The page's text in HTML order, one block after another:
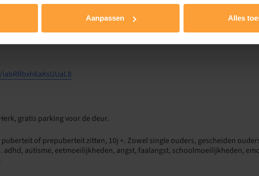
Aanpassen Alles
gratis parking voor de deur.
of prepuberteit zitten, 10j +. Zowel single ouders, gescheiden
adhd, autisme, eetmoeilijkheden, angst, faalangst, schoolmoeilijkheden,